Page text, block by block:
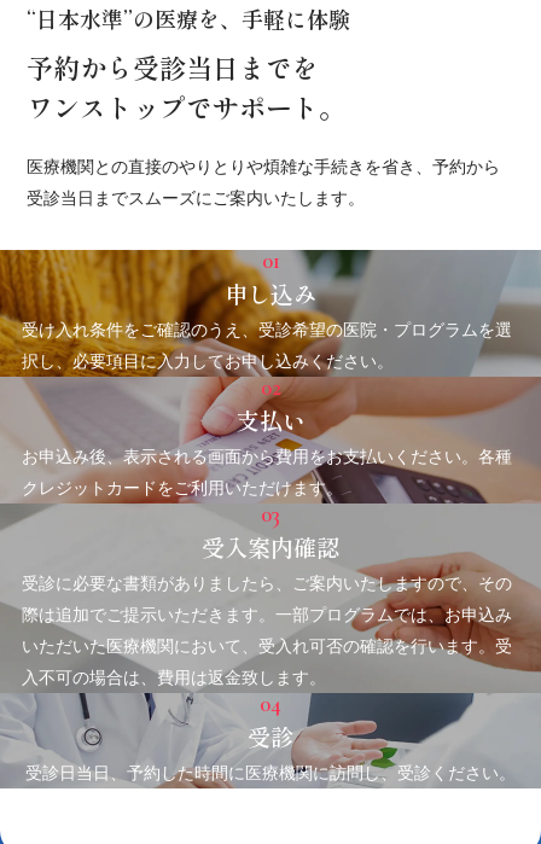
“日本水準”の医療を、手軽に体験
予約から受診当日までを
ワンストップでサポート。
医療機関との直接のやりとりや煩雑な手続きを省き、予約から
受診当日までスムーズにご案内いたします。
01
申し込み
受け入れ条件をご確認のうえ、受診希望の医院・プログラムを選
択し、必要項目に入力してお申し込みください。
02
支払い
お申込み後、表示される画面から費用をお支払いください。各種
クレジットカードをご利用いただけます。
03
受入案内確認
受診に必要な書類がありましたら、ご案内いたしますので、その
際は追加でご提示いただきます。一部プログラムでは、お申込み
いただいた医療機関において、受入れ可否の確認を行います。受
入不可の場合は、費用は返金致します。
04
受診
受診日当日、予約した時間に医療機関に訪問し、受診ください。